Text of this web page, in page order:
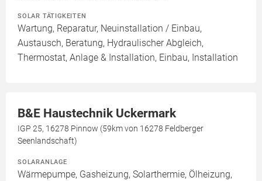
SOLAR TÄTIGKEITEN
Wartung, Reparatur, Neuinstallation / Einbau,
Austausch, Beratung, Hydraulischer Abgleich,
Thermostat, Anlage & Installation, Einbau, Installation
B&E Haustechnik Uckermark
IGP 25, 16278 Pinnow (59km von 16278 Feldberger
Seenlandschaft)
SOLARANLAGE
Wärmepumpe, Gasheizung, Solarthermie, Ölheizung,